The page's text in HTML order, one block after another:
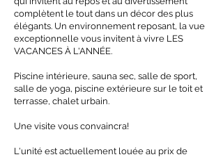
complètent le tout dans un décor des plus
élégants. Un environnement reposant, la vue
exceptionnelle vous invitent à vivre LES
VACANCES À L'ANNÉE.
Piscine intérieure, sauna sec, salle de sport,
salle de yoga, piscine extérieure sur le toit et
terrasse, chalet urbain.
Une visite vous convaincra!
L'unité est actuellement louée au prix de